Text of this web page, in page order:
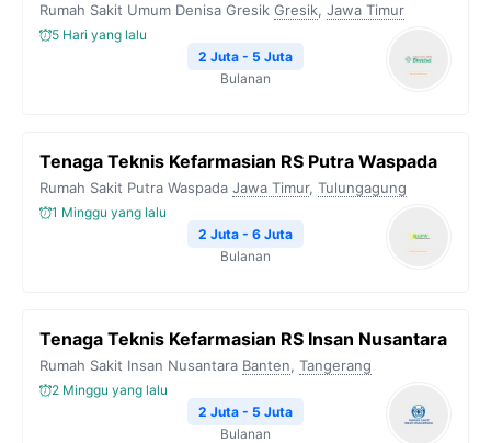
Rumah Sakit Umum Denisa Gresik Gresik, Jawa Timur
5 Hari yang lalu
2 Juta - 5 Juta
Bulanan
Tenaga Teknis Kefarmasian RS Putra Waspada
Rumah Sakit Putra Waspada Jawa Timur, Tulungagung
1 Minggu yang lalu
2 Juta - 6 Juta
Bulanan
Tenaga Teknis Kefarmasian RS Insan Nusantara
Rumah Sakit Insan Nusantara Banten, Tangerang
2 Minggu yang lalu
2 Juta - 5 Juta
Bulanan